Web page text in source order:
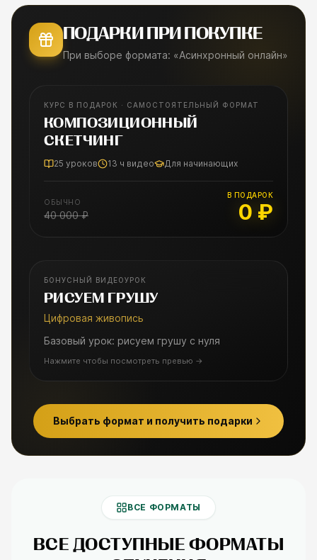
ПОДАРКИ ПРИ ПОКУПКЕ
При выборе формата: «Асинхронный онлайн»
БЕСПЛАТНО
КУРС В ПОДАРОК · САМОСТОЯТЕЛЬНЫЙ ФОРМАТ
КОМПОЗИЦИОННЫЙ
СКЕТЧИНГ
25 уроков 13 ч видео Для начинающих
ОБЫЧНО
40 000 ₽
В ПОДАРОК
0 ₽
БОНУСНЫЙ ВИДЕОУРОК
РИСУЕМ ГРУШУ
Цифровая живопись
Базовый урок: рисуем грушу с нуля
Нажмите чтобы посмотреть превью →
Выбрать формат и получить подарки
ВСЕ ФОРМАТЫ
ВСЕ ДОСТУПНЫЕ ФОРМАТЫ